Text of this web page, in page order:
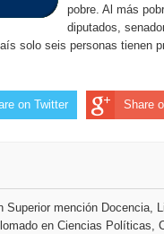
Biviana Riveiro
inaugura nueva
RD$5,000
y El Canario se
pobre. Al más
diputados,
solo seis personas tienen
on Twitter Share
Superior mención Docencia,
en Ciencias Políticas,